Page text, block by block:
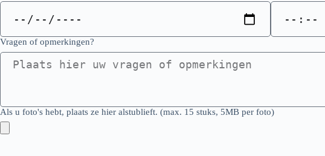
Vragen of opmerkingen?
Als u foto's hebt, plaats ze hier alstublieft. (max. 15 stuks, 5MB per foto)